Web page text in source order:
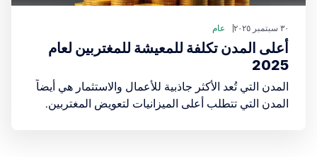
٣٠ سبتمبر ٢٠٢٥ عام
أعلى المدن تكلفة للمعيشة للمغتربين لعام
2025
المدن التي تُعد الأكثر جاذبية للأعمال والاستثمار هي أيضاً
المدن التي تتطلب أعلى الميزانيات لتعويض المغتربين.